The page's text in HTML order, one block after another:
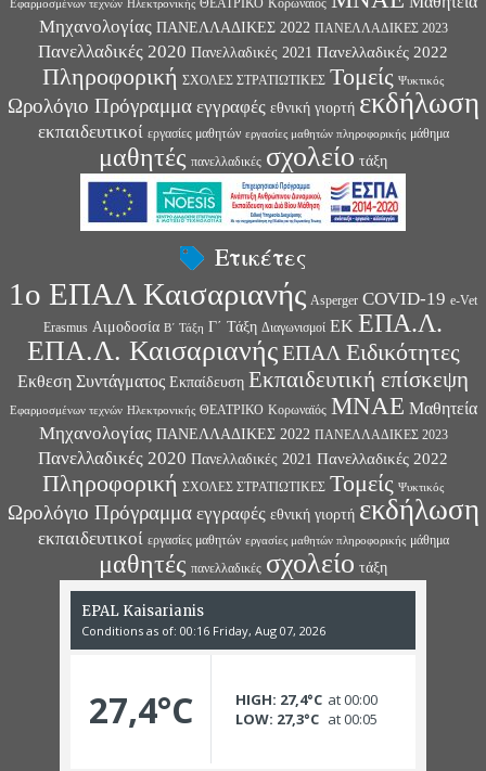
Εφαρμοσμένων τεχνών Ηλεκτρονικής ΘΕΑΤΡΙΚΟ Κορωναϊός
Μηχανολογίας ΠΑΝΕΛΛΑΔΙΚΕΣ 2022 ΠΑΝΕΛΛΑΔΙΚΕΣ 2023
Πανελλαδικές 2020 Πανελλαδικές 2021 Πανελλαδικές 2022
Πληροφορική ΣΧΟΛΕΣ ΣΤΡΑΤΙΩΤΙΚΕΣ Τομείς Ψυκτικός
Ωρολόγιο Πρόγραμμα εγγραφές εθνική γιορτή εκδήλωση
εκπαιδευτικοί εργασίες μαθητών εργασίες μαθητών πληροφορικής μάθημα
μαθητές πανελλαδικές σχολείο τάξη
Ετικέτες
1ο ΕΠΑΛ Καισαριανής Asperger COVID-19 e-Vet
Erasmus Αιμοδοσία Β΄ Τάξη Γ΄ Τάξη Διαγωνισμοί ΕΚ ΕΠΑ.Λ.
ΕΠΑ.Λ. Καισαριανής ΕΠΑΛ Ειδικότητες
Εκθεση Συντάγματος Εκπαίδευση Εκπαιδευτική επίσκεψη
Εφαρμοσμένων τεχνών Ηλεκτρονικής ΘΕΑΤΡΙΚΟ Κορωναϊός ΜΝΑΕ Μαθητεία
Μηχανολογίας ΠΑΝΕΛΛΑΔΙΚΕΣ 2022 ΠΑΝΕΛΛΑΔΙΚΕΣ 2023
Πανελλαδικές 2020 Πανελλαδικές 2021 Πανελλαδικές 2022
Πληροφορική ΣΧΟΛΕΣ ΣΤΡΑΤΙΩΤΙΚΕΣ Τομείς Ψυκτικός
Ωρολόγιο Πρόγραμμα εγγραφές εθνική γιορτή εκδήλωση
εκπαιδευτικοί εργασίες μαθητών εργασίες μαθητών πληροφορικής μάθημα
μαθητές πανελλαδικές σχολείο τάξη